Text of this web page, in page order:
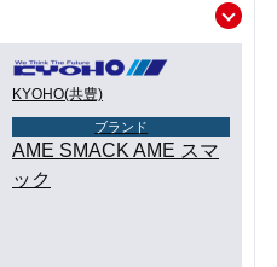
KYOHO(共豊)
ブランド
AME SMACK AME スマ
ック